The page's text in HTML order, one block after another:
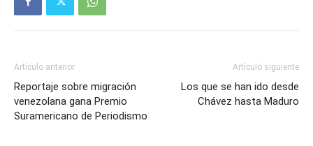
Artículo anterior
Reportaje sobre migración
venezolana gana Premio
Suramericano de Periodismo
Artículo siguiente
Los que se han ido desde
Chávez hasta Maduro